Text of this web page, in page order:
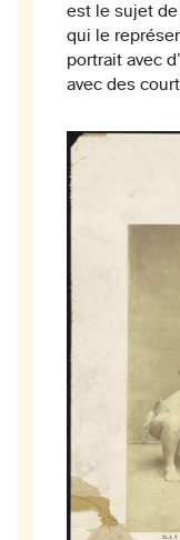
est le sujet
qui le
portrait avec
avec des